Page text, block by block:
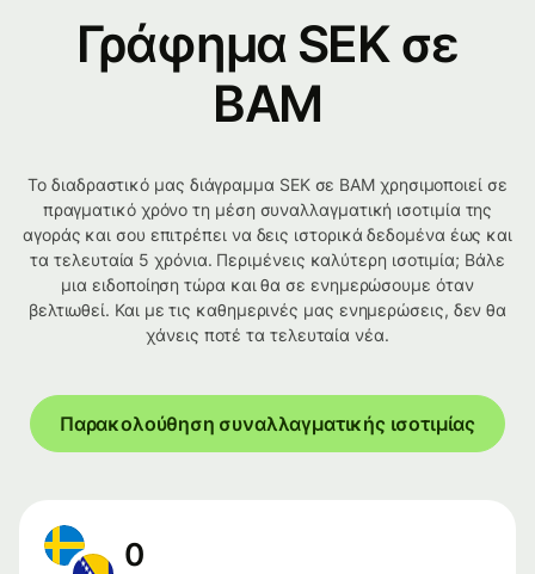
Γράφημα SEK σε
BAM
Το διαδραστικό μας διάγραμμα SEK σε BAM χρησιμοποιεί σε
πραγματικό χρόνο τη μέση συναλλαγματική ισοτιμία της
αγοράς και σου επιτρέπει να δεις ιστορικά δεδομένα έως και
τα τελευταία 5 χρόνια. Περιμένεις καλύτερη ισοτιμία; Βάλε
μια ειδοποίηση τώρα και θα σε ενημερώσουμε όταν
βελτιωθεί. Και με τις καθημερινές μας ενημερώσεις, δεν θα
χάνεις ποτέ τα τελευταία νέα.
Παρακολούθηση συναλλαγματικής ισοτιμίας
0